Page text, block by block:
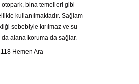
otopark, bina temelleri gibi
kullanılmaktadır. Sağlam
sebebiyle kırılmaz ve su
da alana koruma da sağlar.
Hemen Ara